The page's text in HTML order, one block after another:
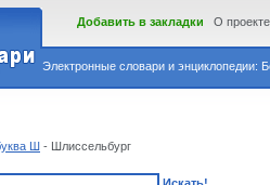
Электронные словари и энциклопедии:
Добавить в закладки О проекте
Ш - Шлиссельбург